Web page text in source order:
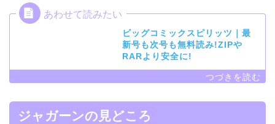
ビッグコミックスピリッツ｜最
新号も次号も無料読み!ZIPや
RARより安全に!
ジャガーンの見どころ